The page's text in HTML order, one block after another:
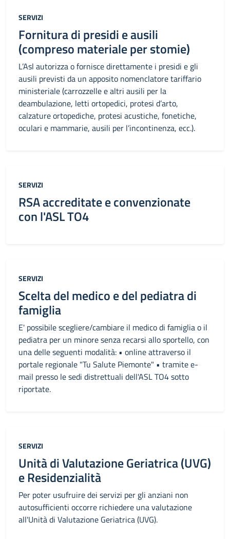
Categoria:
SERVIZI
Fornitura di presidi e ausili
(compreso materiale per stomie)
L’Asl autorizza o fornisce direttamente i presidi e gli
ausili previsti da un apposito nomenclatore tariffario
ministeriale (carrozzelle e altri ausili per la
deambulazione, letti ortopedici, protesi d’arto,
calzature ortopediche, protesi acustiche, fonetiche,
oculari e mammarie, ausili per l’incontinenza, ecc.).
Categoria:
SERVIZI
RSA accreditate e convenzionate
con l'ASL TO4
Categoria:
SERVIZI
Scelta del medico e del pediatra di
famiglia
E' possibile scegliere/cambiare il medico di famiglia o il
pediatra per un minore senza recarsi allo sportello, con
una delle seguenti modalità: • online attraverso il
portale regionale "Tu Salute Piemonte" • tramite e-
mail presso le sedi distrettuali dell'ASL TO4 sotto
riportate.
Categoria:
SERVIZI
Unità di Valutazione Geriatrica (UVG)
e Residenzialità
Per poter usufruire dei servizi per gli anziani non
autosufficienti occorre richiedere una valutazione
all'Unità di Valutazione Geriatrica (UVG).